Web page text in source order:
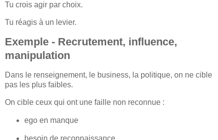
Tu crois agir par choix.
Tu réagis à un levier.
Exemple - Recrutement, influence,
manipulation
Dans le renseignement, le business, la politique, on ne cible
pas les plus faibles.
On cible ceux qui ont une faille non reconnue :
ego en manque